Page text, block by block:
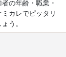
の年齢・職業・
カレでピッタリ
う。